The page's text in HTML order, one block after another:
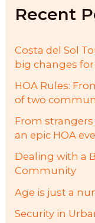
o
Recent
Costa del Sol
big changes
HOA Rules:
of two
From
an epic HOA
Dealing with a
Community
Age is just a
Security in